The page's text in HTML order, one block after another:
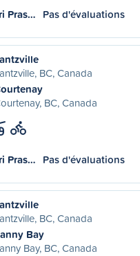
Pras… Pas d'évaluations
BC, Canada
BC, Canada
Pras… Pas d'évaluations
BC, Canada
Bay
Bay, BC, Canada